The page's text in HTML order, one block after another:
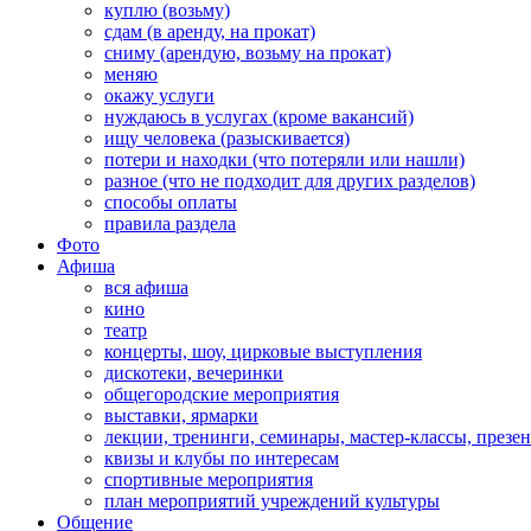
куплю (возьму)
сдам (в аренду, на прокат)
сниму (арендую, возьму на прокат)
меняю
окажу услуги
нуждаюсь в услугах (кроме вакансий)
ищу человека (разыскивается)
потери и находки (что потеряли или нашли)
разное (что не подходит для других разделов)
способы оплаты
правила раздела
Фото
Афиша
вся афиша
кино
театр
концерты, шоу, цирковые выступления
дискотеки, вечеринки
общегородские мероприятия
выставки, ярмарки
лекции, тренинги, семинары, мастер-классы,
квизы и клубы по интересам
спортивные мероприятия
план мероприятий учреждений культуры
Общение